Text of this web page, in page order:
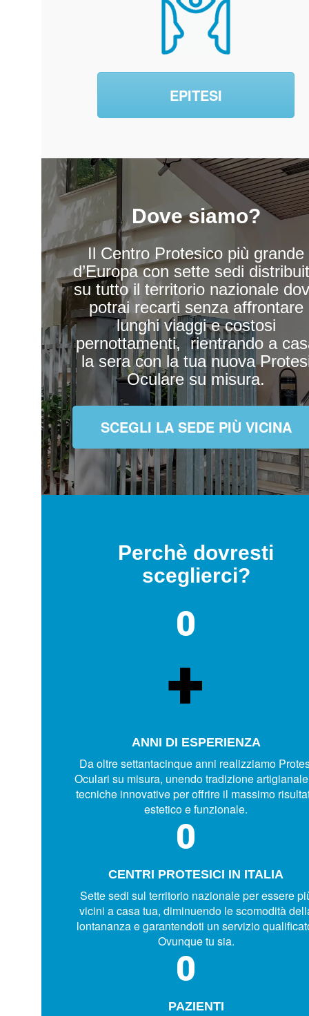
EPITESI
Dove siamo?
Il Centro Protesico più grande
d’Europa con sette sedi
su tutto il territorio nazionale
potrai recarti senza affrontare
lunghi viaggi e costosi
pernottamenti, rientrando a
la sera con la tua nuova
Oculare su misura.
SCEGLI LA SEDE PIÙ VICINA
Perchè dovresti
sceglierci?
0
+
ANNI DI ESPERIENZA
Da oltre settantacinque anni realizziamo
Oculari su misura, unendo tradizione
tecniche innovative per offrire il massimo
estetico e funzionale.
0
CENTRI PROTESICI IN ITALIA
Sette sedi sul territorio nazionale per essere
vicini a casa tua, diminuendo le scomodità
lontananza e garantendoti un servizio
Ovunque tu sia.
0
PAZIENTI